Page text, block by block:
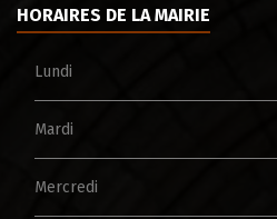
HORAIRES DE LA MAIRIE
Lundi
Mardi
Mercredi